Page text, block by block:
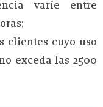
varíe entre
clientes cuyo uso
exceda las 2500